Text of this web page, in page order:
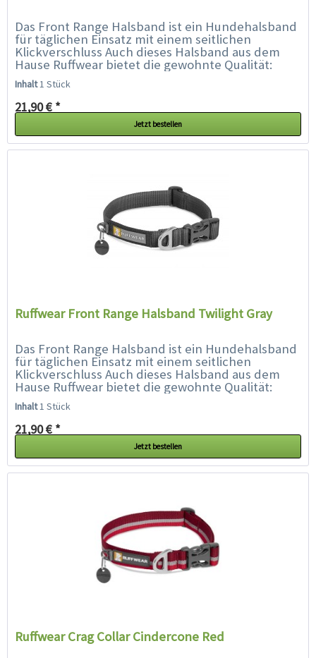
Das Front Range Halsband ist ein Hundehalsband
für täglichen Einsatz mit einem seitlichen
Klickverschluss Auch dieses Halsband aus dem
Hause Ruffwear bietet die gewohnte Qualität:
Aluminium V-Ring, separater...
Inhalt1 Stück
21,90 € *
Jetzt bestellen
Ruffwear Front Range Halsband Twilight Gray
Das Front Range Halsband ist ein Hundehalsband
für täglichen Einsatz mit einem seitlichen
Klickverschluss Auch dieses Halsband aus dem
Hause Ruffwear bietet die gewohnte Qualität:
Aluminium V-Ring, separater...
Inhalt1 Stück
21,90 € *
Jetzt bestellen
Ruffwear Crag Collar Cindercone Red